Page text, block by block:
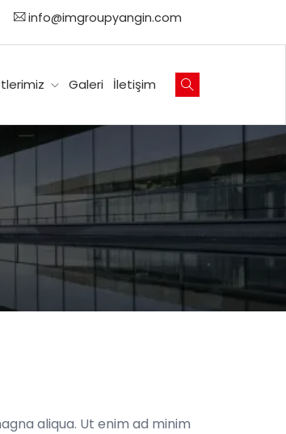
info@imgroupyangin.com
Galeri İletişim
aliqua. Ut enim ad minim